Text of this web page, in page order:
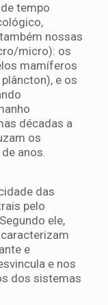
tempo
nossas
micro): os
mamíferos
e os
décadas a
os
anos.
das
pelo
ele,
e
e nos
dos sistemas